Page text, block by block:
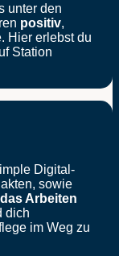
unter den
positiv,
Hier erlebst du
Station
Digital-
sowie
das Arbeiten
dich
im Weg zu